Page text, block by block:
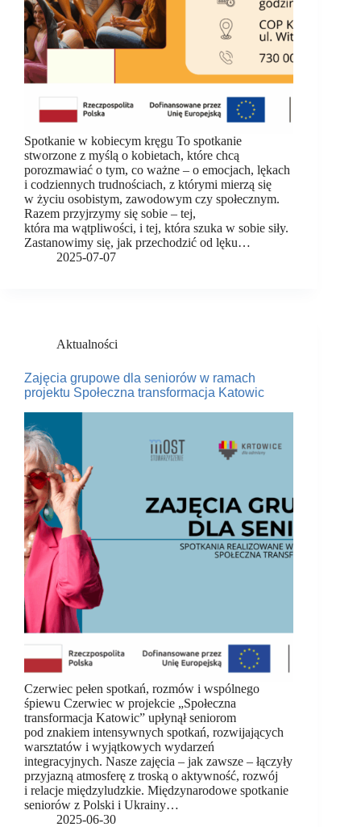
Spotkanie w kobiecym kręgu To spotkanie
stworzone z myślą o kobietach, które chcą
porozmawiać o tym, co ważne – o emocjach, lękach
i codziennych trudnościach, z którymi mierzą się
w życiu osobistym, zawodowym czy społecznym.
Razem przyjrzymy się sobie – tej,
która ma wątpliwości, i tej, która szuka w sobie siły.
Zastanowimy się, jak przechodzić od lęku…
2025-07-07
Aktualności
Zajęcia grupowe dla seniorów w ramach
projektu Społeczna transformacja Katowic
Czerwiec pełen spotkań, rozmów i wspólnego
śpiewu Czerwiec w projekcie „Społeczna
transformacja Katowic” upłynął seniorom
pod znakiem intensywnych spotkań, rozwijających
warsztatów i wyjątkowych wydarzeń
integracyjnych. Nasze zajęcia – jak zawsze – łączyły
przyjazną atmosferę z troską o aktywność, rozwój
i relacje międzyludzkie. Międzynarodowe spotkanie
seniorów z Polski i Ukrainy…
2025-06-30